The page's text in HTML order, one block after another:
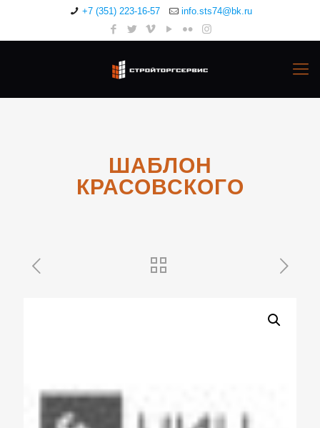
+7 (351) 223-16-57 info.sts74@bk.ru
ШАБЛОН
КРАСОВСКОГО